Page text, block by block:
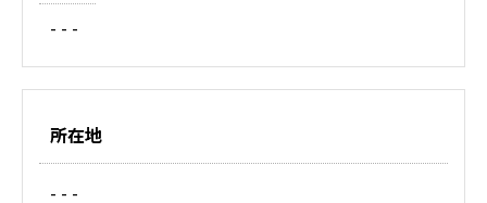
- - -
所在地
- - -